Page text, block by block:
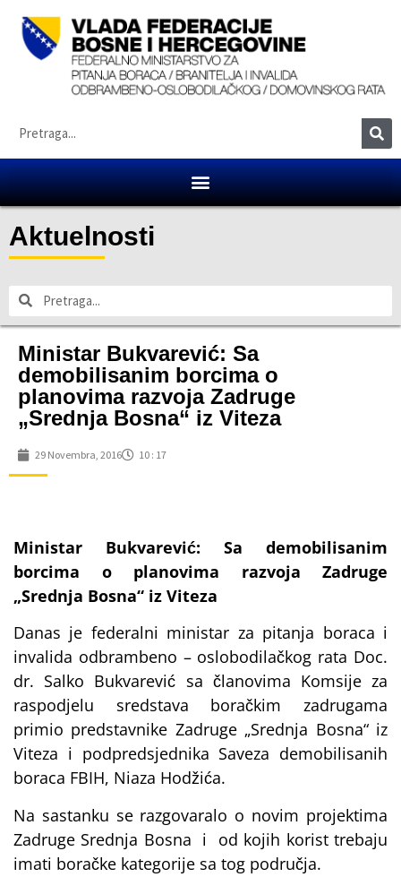
Aktuelnosti
Ministar Bukvarević: Sa
demobilisanim borcima o
planovima razvoja Zadruge
„Srednja Bosna“ iz Viteza
29 Novembra, 2016 10 : 17
Ministar Bukvarević: Sa demobilisanim
borcima o planovima razvoja Zadruge
„Srednja Bosna“ iz Viteza
Danas je federalni ministar za pitanja boraca i
invalida odbrambeno – oslobodilačkog rata Doc.
dr. Salko Bukvarević sa članovima Komsije za
raspodjelu sredstava boračkim zadrugama
primio predstavnike Zadruge „Srednja Bosna“ iz
Viteza i podpredsjednika Saveza demobilisanih
boraca FBIH, Niaza Hodžića.
Na sastanku se razgovaralo o novim projektima
Zadruge Srednja Bosna i od kojih korist trebaju
imati boračke kategorije sa tog područja.